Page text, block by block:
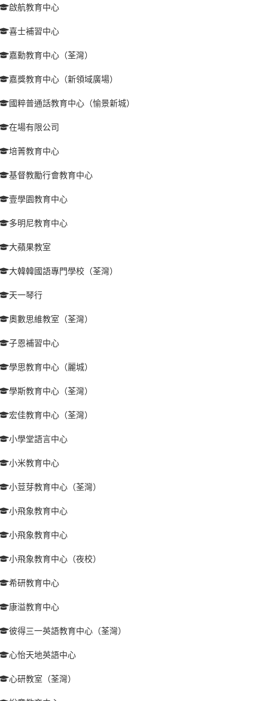
啟航教育中心
喜士補習中心
嘉勳教育中心（荃灣）
嘉獎教育中心（新領域廣場）
國粹普通話教育中心（愉景新城）
在場有限公司
培菁教育中心
基督教勵行會教育中心
壹學園教育中心
多明尼教育中心
大蘋果教室
大韓韓國語專門學校（荃灣）
天一琴行
奧數思維教室（荃灣）
子恩補習中心
學思教育中心（麗城）
學斯教育中心（荃灣）
宏佳教育中心（荃灣）
小學堂語言中心
小米教育中心
小荳芽教育中心（荃灣）
小飛象教育中心
小飛象教育中心
小飛象教育中心（夜校）
希研教育中心
康溢教育中心
彼得三一英語教育中心（荃灣）
心怡天地英語中心
心研教室（荃灣）